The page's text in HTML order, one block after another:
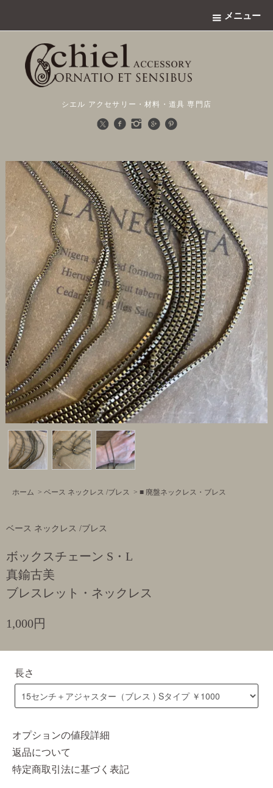
メニュー
シエル アクセサリー・材料・道具 専門店
ホーム > ベース ネックレス /ブレス > ■ 廃盤ネックレス・ブレス
ベース ネックレス /ブレス
ボックスチェーン S・L
真鍮古美
ブレスレット・ネックレス
1,000円
長さ
オプションの値段詳細
返品について
特定商取引法に基づく表記